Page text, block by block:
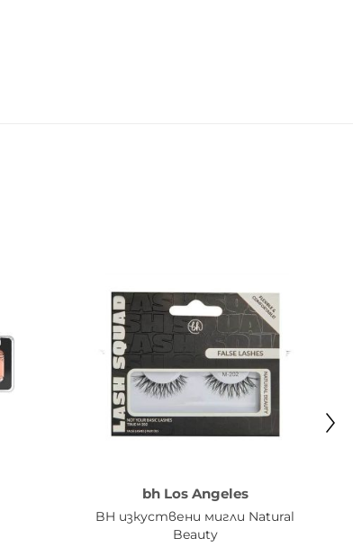
bh Los Angeles
BH изкуствени мигли Natural
Beauty